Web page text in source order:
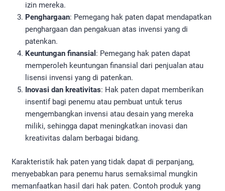
izin mereka.
Penghargaan: Pemegang hak paten dapat mendapatkan
penghargaan dan pengakuan atas invensi yang di
patenkan.
Keuntungan finansial : Pemegang hak paten dapat
memperoleh keuntungan finansial dari penjualan atau
lisensi invensi yang di patenkan.
Inovasi dan kreativitas: Hak paten dapat memberikan
insentif bagi penemu atau pembuat untuk terus
mengembangkan invensi atau desain yang mereka
miliki, sehingga dapat meningkatkan inovasi dan
kreativitas dalam berbagai bidang.
Karakteristik hak paten yang tidak dapat di perpanjang,
menyebabkan para penemu harus semaksimal mungkin
memanfaatkan hasil dari hak paten. Contoh produk yang